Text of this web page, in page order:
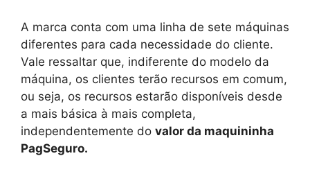
A marca conta com uma linha de sete máquinas
diferentes para cada necessidade do cliente.
Vale ressaltar que, indiferente do modelo da
máquina, os clientes terão recursos em comum,
ou seja, os recursos estarão disponíveis desde
a mais básica à mais completa,
independentemente do valor da maquininha
PagSeguro.